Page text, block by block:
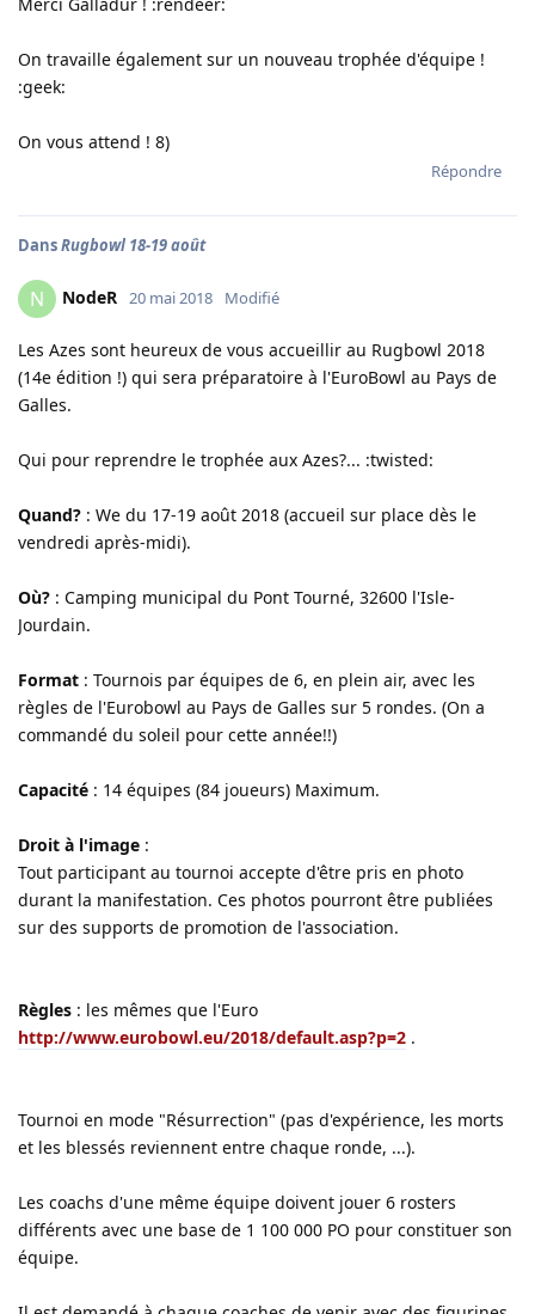
On travaille également sur un nouveau trophée d'équipe !
:geek:
On vous attend ! 8)
Répondre
DansRugbowl 18-19 août
N NodeR 20 mai 2018 Modifié
Les Azes sont heureux de vous accueillir au Rugbowl 2018
(14e édition !) qui sera préparatoire à l'EuroBowl au Pays de
Galles.
Qui pour reprendre le trophée aux Azes?... :twisted:
Quand? : We du 17-19 août 2018 (accueil sur place dès le
vendredi après-midi).
Où? : Camping municipal du Pont Tourné, 32600 l'Isle-
Jourdain.
Format : Tournois par équipes de 6, en plein air, avec les
règles de l'Eurobowl au Pays de Galles sur 5 rondes. (On a
commandé du soleil pour cette année!!)
Capacité : 14 équipes (84 joueurs) Maximum.
Droit à l'image :
Tout participant au tournoi accepte d'être pris en photo
durant la manifestation. Ces photos pourront être publiées
sur des supports de promotion de l'association.
Règles : les mêmes que l'Euro
http://www.eurobowl.eu/2018/default.asp?p=2 .
Tournoi en mode "Résurrection" (pas d'expérience, les morts
et les blessés reviennent entre chaque ronde, ...).
Les coachs d'une même équipe doivent jouer 6 rosters
différents avec une base de 1 100 000 PO pour constituer son
équipe.